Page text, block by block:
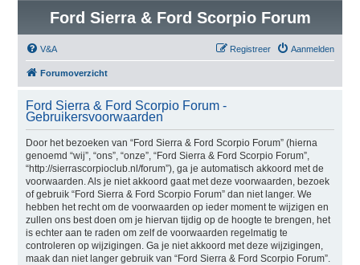
Ford Sierra & Ford Scorpio Forum
V&A Aanmelden
Registreer
Forumoverzicht
Ford Sierra & Ford Scorpio Forum -
Gebruikersvoorwaarden
Door het bezoeken van “Ford Sierra & Ford Scorpio Forum” (hierna
genoemd “wij”, “ons”, “onze”, “Ford Sierra & Ford Scorpio Forum”,
“http://sierrascorpioclub.nl/forum”), ga je automatisch akkoord met de
voorwaarden. Als je niet akkoord gaat met deze voorwaarden, bezoek
of gebruik “Ford Sierra & Ford Scorpio Forum” dan niet langer. We
hebben het recht om de voorwaarden op ieder moment te wijzigen en
zullen ons best doen om je hiervan tijdig op de hoogte te brengen, het
is echter aan te raden om zelf de voorwaarden regelmatig te
controleren op wijzigingen. Ga je niet akkoord met deze wijzigingen,
maak dan niet langer gebruik van “Ford Sierra & Ford Scorpio Forum”.